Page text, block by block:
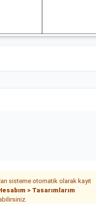
sisteme otomatik olarak kayıt
> Tasarımlarım